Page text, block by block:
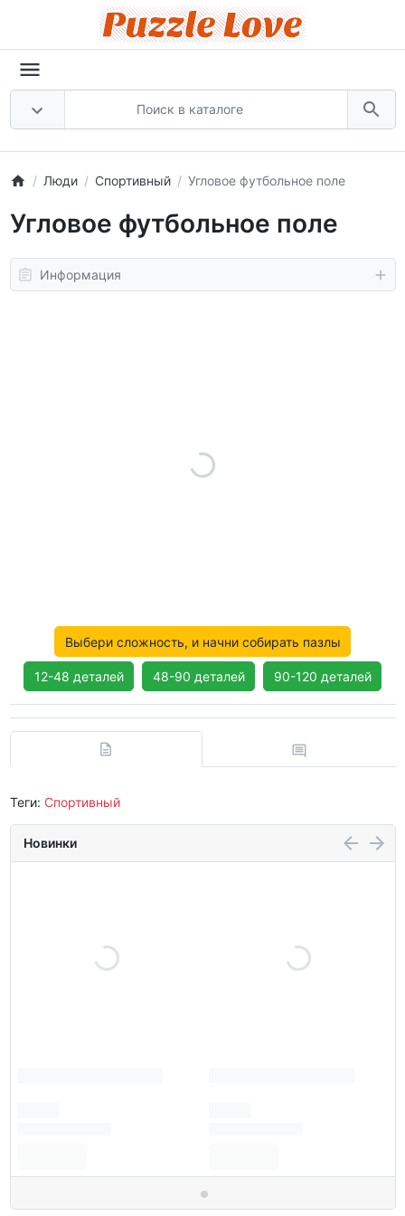
Люди Спортивный Угловое футбольное поле
Угловое футбольное поле
Информация
Выбери сложность, и начни собирать пазлы
12-48 деталей 48-90 деталей 90-120 деталей
Теги: Спортивный
Новинки